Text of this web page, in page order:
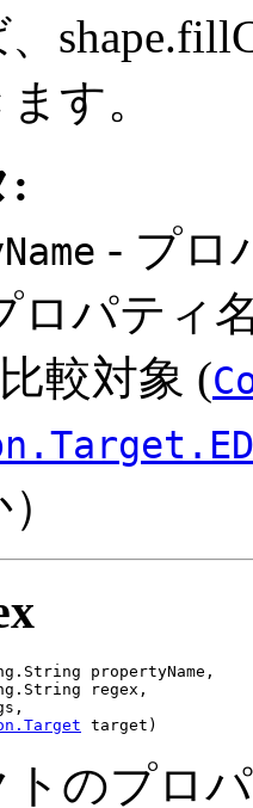
す。
:
- プロ
ロパティ
較対象 (
propertyName,
regex,
target)
のプロ